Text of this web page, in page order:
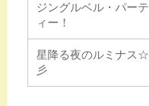
ジングルベル・パーテ
ィー！
星降る夜のルミナス☆
彡